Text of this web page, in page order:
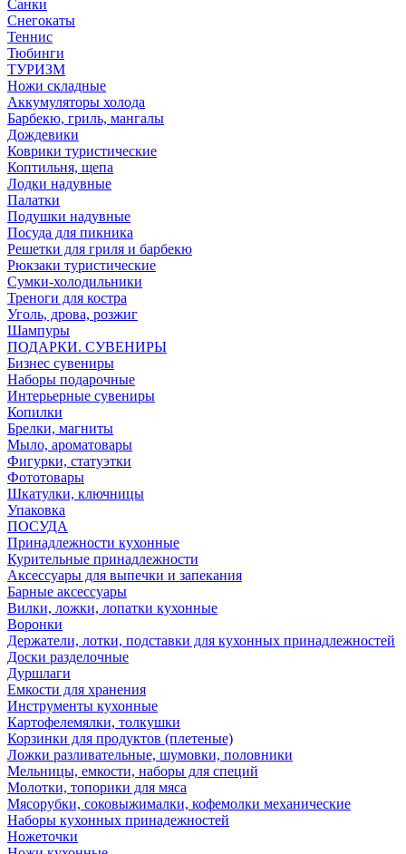
Санки
Снегокаты
Теннис
Тюбинги
ТУРИЗМ
Ножи складные
Аккумуляторы холода
Барбекю, гриль, мангалы
Дождевики
Коврики туристические
Коптильня, щепа
Лодки надувные
Палатки
Подушки надувные
Посуда для пикника
Решетки для гриля и барбекю
Рюкзаки туристические
Сумки-холодильники
Треноги для костра
Уголь, дрова, розжиг
Шампуры
ПОДАРКИ. СУВЕНИРЫ
Бизнес сувениры
Наборы подарочные
Интерьерные сувениры
Копилки
Брелки, магниты
Мыло, ароматовары
Фигурки, статуэтки
Фототовары
Шкатулки, ключницы
Упаковка
ПОСУДА
Принадлежности кухонные
Курительные принадлежности
Аксессуары для выпечки и запекания
Барные аксессуары
Вилки, ложки, лопатки кухонные
Воронки
Держатели, лотки, подставки для кухонных принадлежностей
Доски разделочные
Дуршлаги
Емкости для хранения
Инструменты кухонные
Картофелемялки, толкушки
Корзинки для продуктов (плетеные)
Ложки разливательные, шумовки, половники
Мельницы, емкости, наборы для специй
Молотки, топорики для мяса
Мясорубки, соковыжималки, кофемолки механические
Наборы кухонных принадежностей
Ножеточки